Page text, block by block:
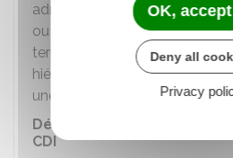
administration ou un
ou à une collectivité ou un
territorial, sur des fonctions de
hiérarchique, votre contrat
une durée indéterminée.
Décompte des services
CDI
OK,
Deny all
Privacy